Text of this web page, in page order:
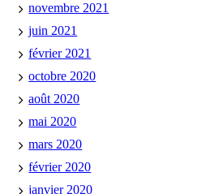
novembre 2021
juin 2021
février 2021
octobre 2020
août 2020
mai 2020
mars 2020
février 2020
janvier 2020